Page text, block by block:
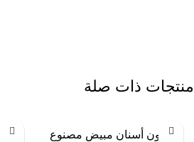
منتجات ذات صلة
معجون أسنان مبيض مصنوع